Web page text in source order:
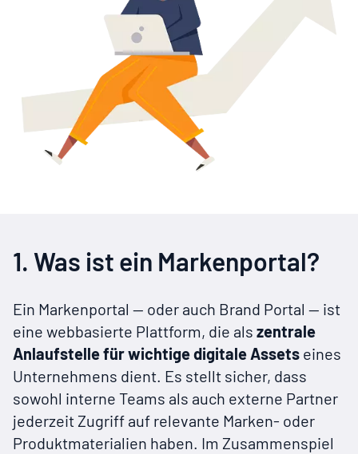
1. Was ist ein Markenportal?
Ein Markenportal — oder auch Brand Portal — ist
eine webbasierte Plattform, die als zentrale
Anlaufstelle für wichtige digitale Assets eines
Unternehmens dient. Es stellt sicher, dass
sowohl interne Teams als auch externe Partner
jederzeit Zugriff auf relevante Marken- oder
Produktmaterialien haben. Im Zusammenspiel